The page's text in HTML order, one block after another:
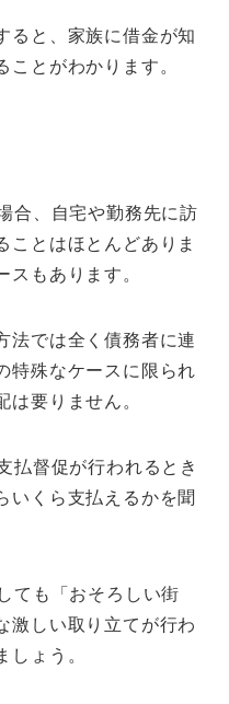
ると、家族に借金が知
ことがわかります。
合、自宅や勤務先に訪
ことはほとんどありま
スもあります。
法では全く債務者に連
特殊なケースに限られ
は要りません。
払督促が行われるとき
いくら支払えるかを聞
ても「おそろしい街
激しい取り立てが行わ
しょう。